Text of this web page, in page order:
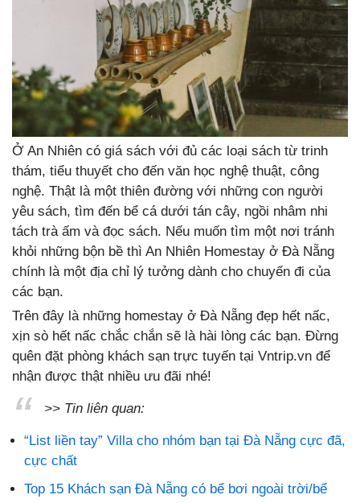
Ở An Nhiên có giá sách với đủ các loại sách từ trinh
thám, tiểu thuyết cho đến văn học nghệ thuật, công
nghệ. Thật là một thiên đường với những con người
yêu sách, tìm đến bể cá dưới tán cây, ngồi nhâm nhi
tách trà ấm và đọc sách. Nếu muốn tìm một nơi tránh
khỏi những bộn bề thì An Nhiên Homestay ở Đà Nẵng
chính là một địa chỉ lý tưởng dành cho chuyến đi của
các bạn.
Trên đây là những homestay ở Đà Nẵng đẹp hết nấc,
xịn sò hết nấc chắc chắn sẽ là hài lòng các bạn. Đừng
quên đặt phòng khách sạn trực tuyến tại Vntrip.vn để
nhận được thật nhiều ưu đãi nhé!
>> Tin liên quan:
“List liền tay” Villa cho nhóm bạn tại Đà Nẵng cực đã,
cực chất
Top 15 Khách sạn Đà Nẵng có bể bơi ngoài trời/bể